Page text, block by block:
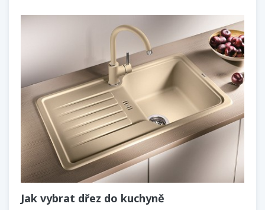
Jak vybrat dřez do kuchyně